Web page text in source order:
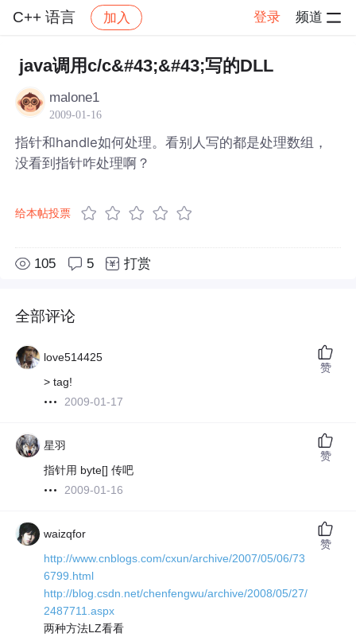
C++ 语言 加入 登录 频道
社区 C++ 语言
java调用c/c&#43;&#43;写的DLL
malone1
2009-01-16
指针和handle如何处理。看别人写的都是处理数组，
没看到指针咋处理啊？
给本帖投票
105 5 打赏
全部评论
love514425
> tag!
2009-01-17
赞
星羽
指针用 byte[] 传吧
2009-01-16
赞
waizqfor
http://www.cnblogs.com/cxun/archive/2007/05/06/73
6799.html
http://blog.csdn.net/chenfengwu/archive/2008/05/27/
2487711.aspx
两种方法LZ看看
赞